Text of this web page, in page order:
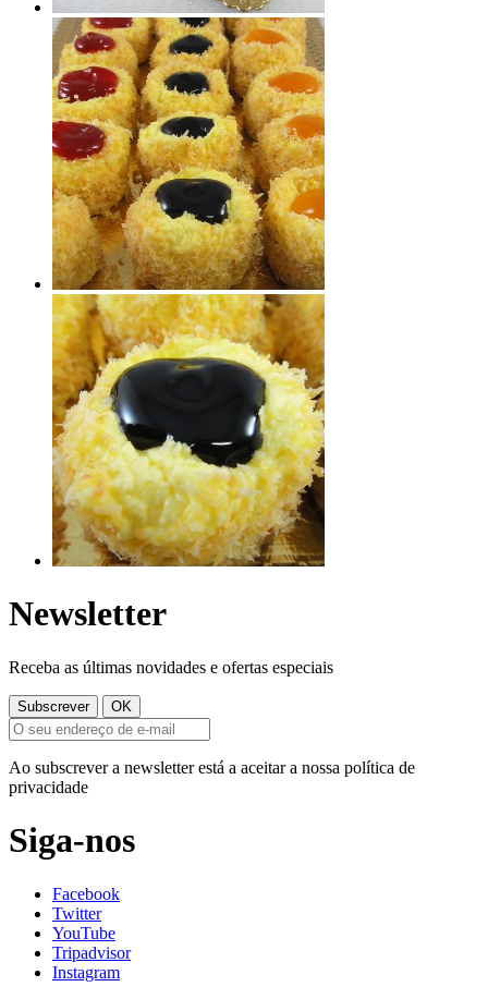
Newsletter
Receba as últimas novidades e ofertas especiais
Ao subscrever a newsletter está a aceitar a nossa política de
privacidade
Siga-nos
Facebook
Twitter
YouTube
Tripadvisor
Instagram